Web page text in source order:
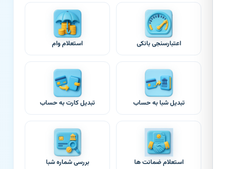
اعتبارسنجی بانکی استعلام وام
تبدیل شبا به حساب تبدیل کارت به حساب
استعلام ضمانت ها بررسی شماره شبا